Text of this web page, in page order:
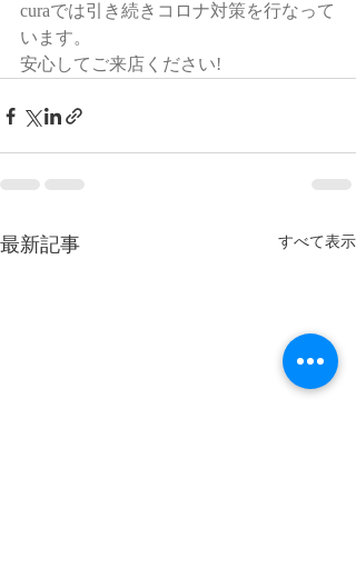
curaでは引き続きコロナ対策を行なって
います。
安心してご来店ください!
最新記事 すべて表示